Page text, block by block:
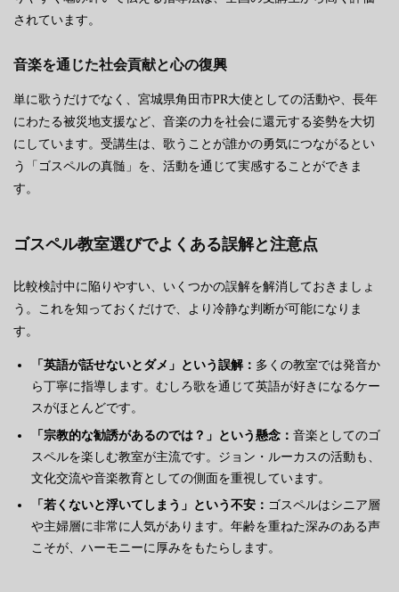
されています。
音楽を通じた社会貢献と心の復興
単に歌うだけでなく、宮城県角田市PR大使としての活動や、長年
にわたる被災地支援など、音楽の力を社会に還元する姿勢を大切
にしています。受講生は、歌うことが誰かの勇気につながるとい
う「ゴスペルの真髄」を、活動を通じて実感することができま
す。
ゴスペル教室選びでよくある誤解と注意点
比較検討中に陥りやすい、いくつかの誤解を解消しておきましょ
う。これを知っておくだけで、より冷静な判断が可能になりま
す。
「英語が話せないとダメ」という誤解： 多くの教室では発音か
ら丁寧に指導します。むしろ歌を通じて英語が好きになるケー
スがほとんどです。
「宗教的な勧誘があるのでは？」という懸念： 音楽としてのゴ
スペルを楽しむ教室が主流です。ジョン・ルーカスの活動も、
文化交流や音楽教育としての側面を重視しています。
「若くないと浮いてしまう」という不安： ゴスペルはシニア層
や主婦層に非常に人気があります。年齢を重ねた深みのある声
こそが、ハーモニーに厚みをもたらします。